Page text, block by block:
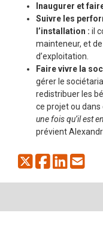
Inaugurer et
Suivre les
l’installation : il
mainteneur, et
d’exploitation.
Faire vivre la
gérer le
redistribuer les
ce projet ou dans
une fois qu’il est
prévient